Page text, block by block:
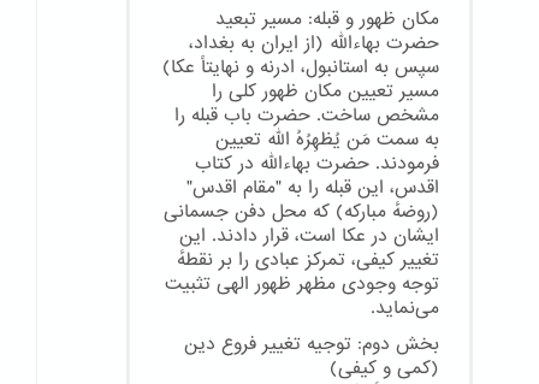
مکان ظهور و قبله: مسیر تبعید
حضرت بهاءالله (از ایران به بغداد،
سپس به استانبول، ادرنه و نهایتاً عکا)
مسیر تعیین مکان ظهور کلی را
مشخص ساخت. حضرت باب قبله را
به سمت مَن یُظهِرُهُ الله تعیین
فرمودند. حضرت بهاءالله در کتاب
اقدس، این قبله را به "مقام اقدس"
(روضهٔ مبارکه) که محل دفن جسمانی
ایشان در عکا است، قرار دادند. این
تغییر کیفی، تمرکز عبادی را بر نقطهٔ
توجه وجودی مظهر ظهور الهی تثبیت
می‌نماید.
بخش دوم: توجیه تغییر فروع دین
(کمی و کیفی)